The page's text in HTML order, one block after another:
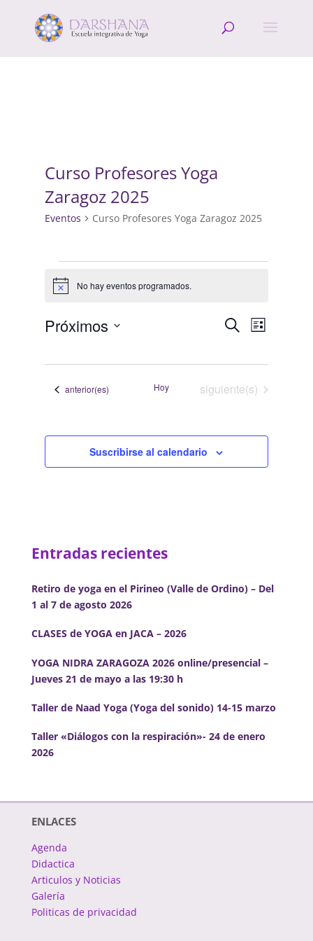
Curso Profesores Yoga
Zaragoz 2025
Eventos Curso Profesores Yoga Zaragoz 2025
Eventos
Aviso No hay eventos programados.
búsqueda
vistas
Eventos
Buscar
de
de
Evento
Lista
Próximos
Eventos
anterior(es) Hoy Eventos
siguiente(s)
Suscribirse al calendario
Entradas recientes
Retiro de yoga en el Pirineo (Valle de Ordino) – Del
1 al 7 de agosto 2026
CLASES de YOGA en JACA – 2026
YOGA NIDRA ZARAGOZA 2026 online/presencial –
Jueves 21 de mayo a las 19:30 h
Taller de Naad Yoga (Yoga del sonido) 14-15 marzo
Taller «Diálogos con la respiración»- 24 de enero
2026
ENLACES
Agenda
Didactica
Articulos y Noticias
Galería
Politicas de privacidad